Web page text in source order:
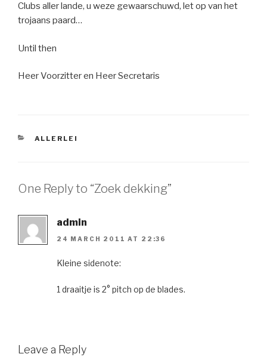
Clubs aller lande, u weze gewaarschuwd, let op van het
trojaans paard…
Until then
Heer Voorzitter en Heer Secretaris
CATEGORIES
ALLERLEI
One Reply to “Zoek dekking”
admin
24 MARCH 2011 AT 22:36
Kleine sidenote:
1 draaitje is 2° pitch op de blades.
Leave a Reply